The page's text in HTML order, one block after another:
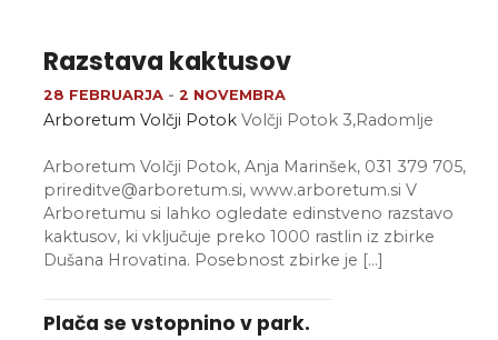
Razstava kaktusov
28 FEBRUARJA -2 NOVEMBRA
Arboretum Volčji PotokVolčji Potok 3,Radomlje
Arboretum Volčji Potok, Anja Marinšek, 031 379 705,
prireditve@arboretum.si, www.arboretum.si V
Arboretumu si lahko ogledate edinstveno razstavo
kaktusov, ki vključuje preko 1000 rastlin iz zbirke
Dušana Hrovatina. Posebnost zbirke je […]
Plača se vstopnino v park.